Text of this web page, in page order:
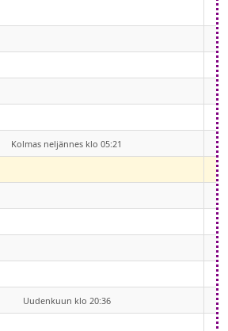
Kolmas neljännes klo 05:21
Uudenkuun klo 20:36